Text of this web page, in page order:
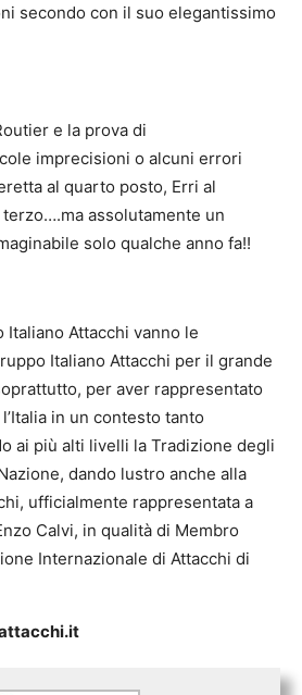
secondo con il suo elegantissimo
e la prova di
imprecisioni o alcuni errori
al quarto posto, Erri al
assolutamente un
solo qualche anno fa!!
Italiano Attacchi vanno le
Italiano Attacchi per il grande
per aver rappresentato
in un contesto tanto
ai più alti livelli la Tradizione degli
dando lustro anche alla
ufficialmente rappresentata a
Calvi, in qualità di Membro
Internazionale di Attacchi di